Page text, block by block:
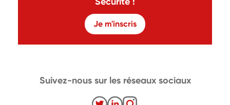
Je m'inscris
Suivez-nous sur les réseaux sociaux